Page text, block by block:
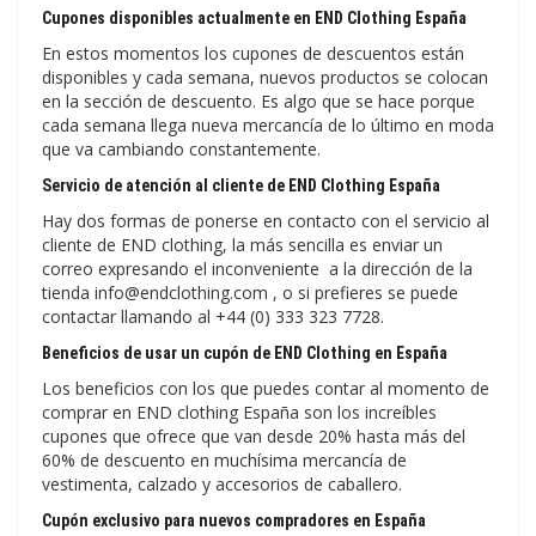
Cupones disponibles actualmente en END Clothing España
En estos momentos los cupones de descuentos están
disponibles y cada semana, nuevos productos se colocan
en la sección de descuento. Es algo que se hace porque
cada semana llega nueva mercancía de lo último en moda
que va cambiando constantemente.
Servicio de atención al cliente de END Clothing España
Hay dos formas de ponerse en contacto con el servicio al
cliente de END clothing, la más sencilla es enviar un
correo expresando el inconveniente a la dirección de la
tienda info@endclothing.com , o si prefieres se puede
contactar llamando al +44 (0) 333 323 7728.
Beneficios de usar un cupón de END Clothing en España
Los beneficios con los que puedes contar al momento de
comprar en END clothing España son los increíbles
cupones que ofrece que van desde 20% hasta más del
60% de descuento en muchísima mercancía de
vestimenta, calzado y accesorios de caballero.
Cupón exclusivo para nuevos compradores en España